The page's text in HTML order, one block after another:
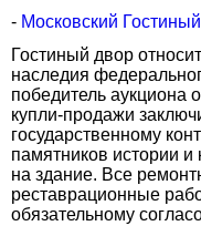
- Московский
Гостиный двор
наследия
победитель аукциона
купли-продажи
государственному
памятников истории и
на здание. Все
реставрационные
обязательному